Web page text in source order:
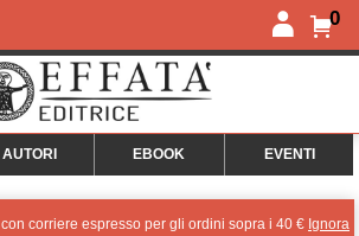
0
AUTORI EBOOK EVENTI
con corriere espresso per gli ordini sopra i 40 € Ignora